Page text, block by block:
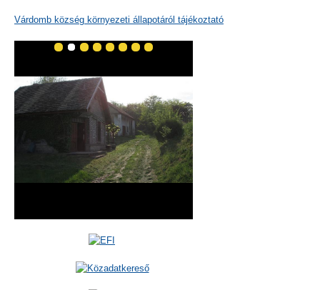
Várdomb község környezeti állapotáról tájékoztató